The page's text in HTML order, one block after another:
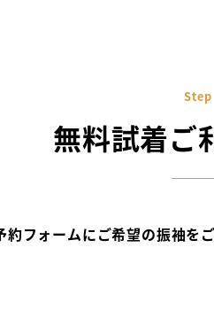
Step
無料試着ご
約フォームにご希望の振袖を